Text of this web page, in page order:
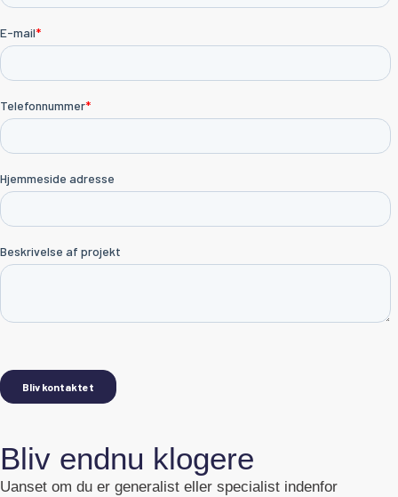
Bliv endnu klogere
Uanset om du er generalist eller specialist indenfor